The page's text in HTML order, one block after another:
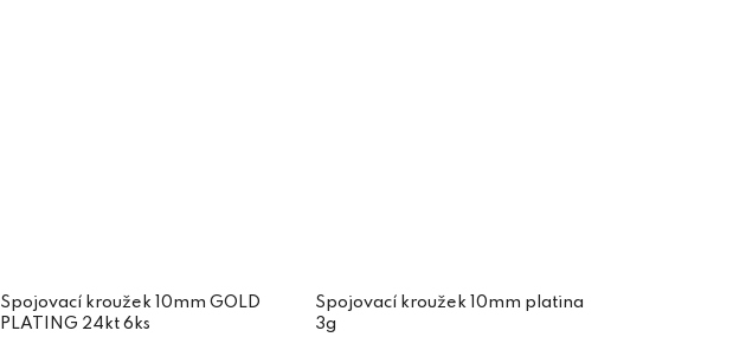
Spojovací kroužek 10mm GOLD
PLATING 24kt 6ks
Spojovací kroužek 10mm platina
3g